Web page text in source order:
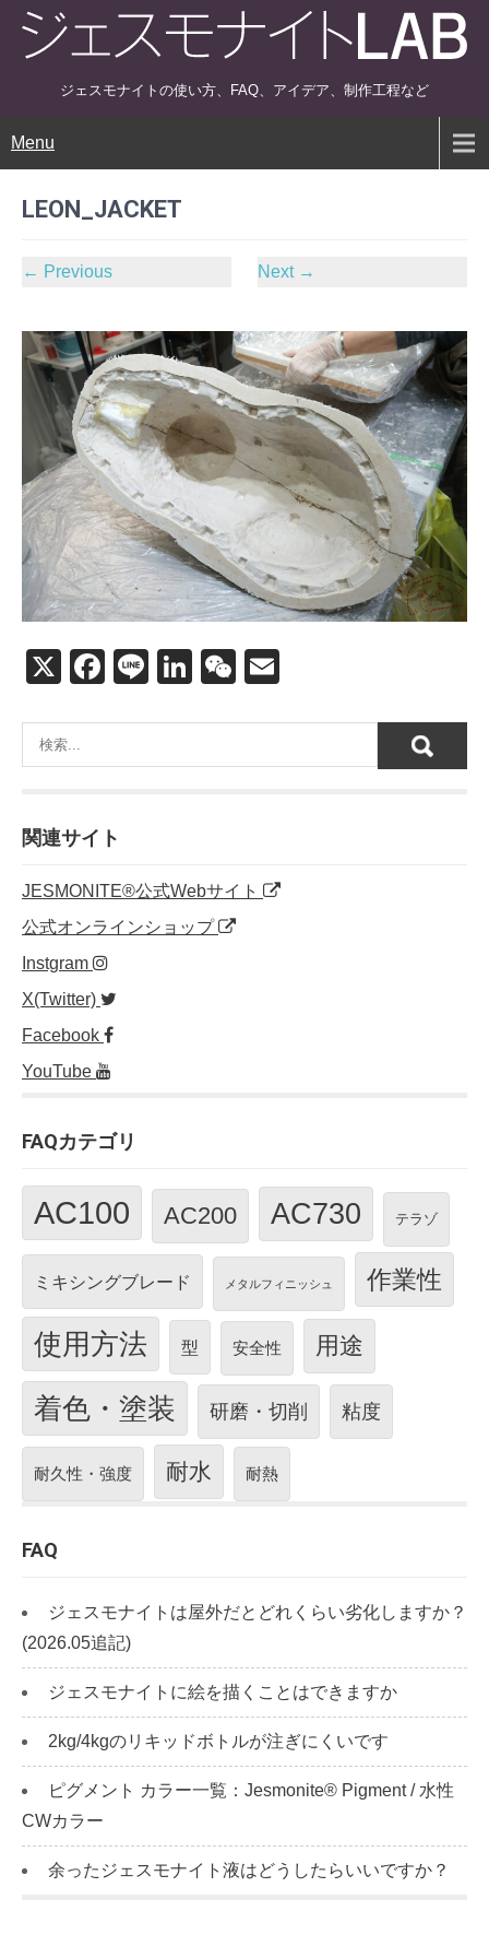
ジェスモナイトの使い方、FAQ、アイデア、制作工程など
Menu
LEON_JACKET
← Previous Next →
X
F
c
e
o
o
k
Li
e
Li
k
e
W
C
h
ail
関連サイト
JESMONITE®公式Webサイト
公式オンラインショップ
Instgram
X(Twitter)
Facebook
YouTube
FAQカテゴリ
AC100 AC200 AC730 テラゾ
ミキシングブレード メタルフィニッシュ 作業性
使用方法 型 安全性 用途
着色・塗装 研磨・切削 粘度
耐久性・強度 耐水 耐熱
FAQ
ジェスモナイトは屋外だとどれくらい劣化しますか？
(2026.05追記)
ジェスモナイトに絵を描くことはできますか
2kg/4kgのリキッドボトルが注ぎにくいです
ピグメント カラー一覧：Jesmonite® Pigment / 水性
CWカラー
余ったジェスモナイト液はどうしたらいいですか？